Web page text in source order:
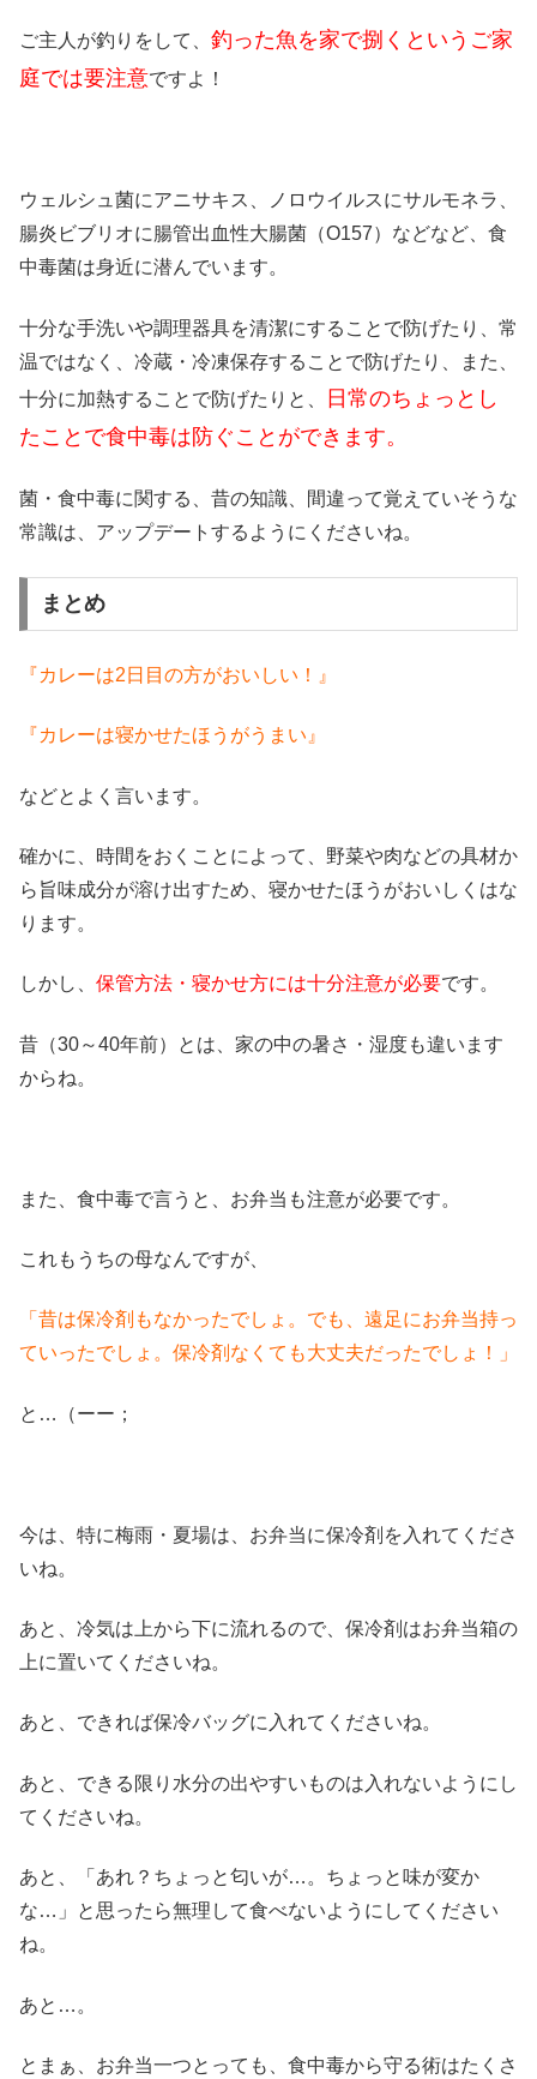
ご主人が釣りをして、 釣った魚を家で捌くというご家
庭では要注意ですよ！
ウェルシュ菌にアニサキス、ノロウイルスにサルモネラ、
腸炎ビブリオに腸管出血性大腸菌（O157）などなど、食
中毒菌は身近に潜んでいます。
十分な手洗いや調理器具を清潔にすることで防げたり、常
温ではなく、冷蔵・冷凍保存することで防げたり、また、
十分に加熱することで防げたりと、
日常のちょっとし
たことで食中毒は防ぐことができます。
菌・食中毒に関する、昔の知識、間違って覚えていそうな
常識は、アップデートするようにくださいね。
まとめ
『カレーは2日目の方がおいしい！』
『カレーは寝かせたほうがうまい』
などとよく言います。
確かに、時間をおくことによって、野菜や肉などの具材か
ら旨味成分が溶け出すため、寝かせたほうがおいしくはな
ります。
しかし、 保管方法・寝かせ方には十分注意が必要です。
昔（30～40年前）とは、家の中の暑さ・湿度も違います
からね。
また、食中毒で言うと、お弁当も注意が必要です。
これもうちの母なんですが、
「昔は保冷剤もなかったでしょ。でも、遠足にお弁当持っ
ていったでしょ。保冷剤なくても大丈夫だったでしょ！」
と…（ーー；
今は、特に梅雨・夏場は、お弁当に保冷剤を入れてくださ
いね。
あと、冷気は上から下に流れるので、保冷剤はお弁当箱の
上に置いてくださいね。
あと、できれば保冷バッグに入れてくださいね。
あと、できる限り水分の出やすいものは入れないようにし
てくださいね。
あと、「あれ？ちょっと匂いが…。ちょっと味が変か
な…」と思ったら無理して食べないようにしてください
ね。
あと…。
とまぁ、お弁当一つとっても、食中毒から守る術はたくさ